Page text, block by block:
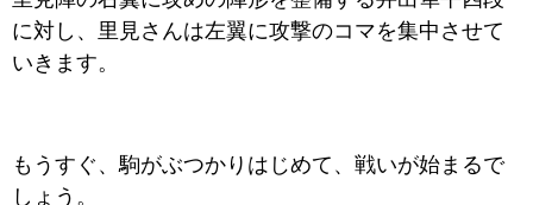
に対し、里見さんは左翼に攻撃のコマを集中させて
いきます。
もうすぐ、駒がぶつかりはじめて、戦いが始まるで
しょう。